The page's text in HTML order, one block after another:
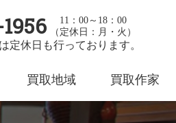
11：00～18：00
（定休日：月・火）
定休日も行っております。
買取地域 買取作家